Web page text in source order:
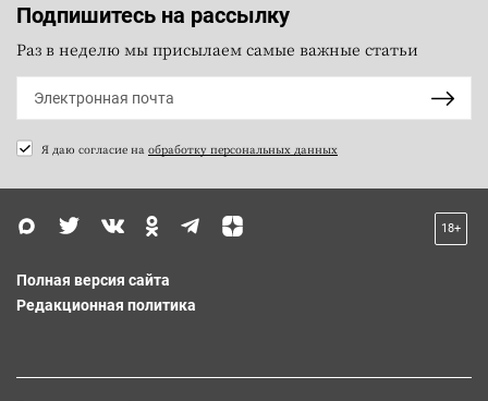
Подпишитесь на рассылку
Раз в неделю мы присылаем самые важные статьи
Я даю согласие на обработку персональных данных
18+
Полная версия сайта
Редакционная политика